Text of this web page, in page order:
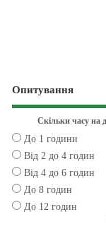
Опитування
Скільки часу на
До 1 години
Від 2 до 4 годин
Від 4 до 6 годин
До 8 годин
До 12 годин